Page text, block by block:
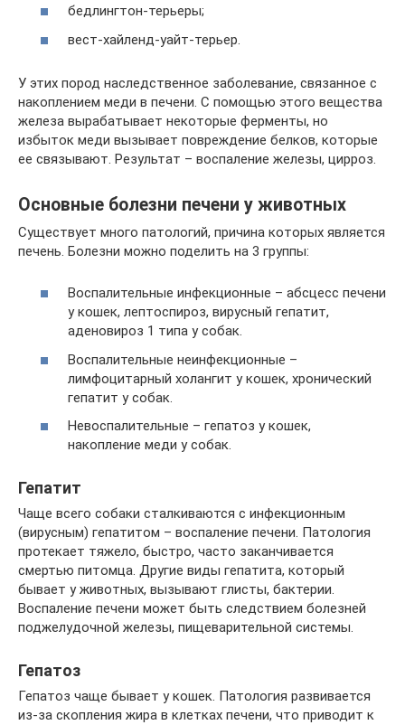
бедлингтон-терьеры;
вест-хайленд-уайт-терьер.
У этих пород наследственное заболевание, связанное с
накоплением меди в печени. С помощью этого вещества
железа вырабатывает некоторые ферменты, но
избыток меди вызывает повреждение белков, которые
ее связывают. Результат – воспаление железы, цирроз.
Основные болезни печени у животных
Существует много патологий, причина которых является
печень. Болезни можно поделить на 3 группы:
Воспалительные инфекционные – абсцесс печени
у кошек, лептоспироз, вирусный гепатит,
аденовироз 1 типа у собак.
Воспалительные неинфекционные –
лимфоцитарный холангит у кошек, хронический
гепатит у собак.
Невоспалительные – гепатоз у кошек,
накопление меди у собак.
Гепатит
Чаще всего собаки сталкиваются с инфекционным
(вирусным) гепатитом – воспаление печени. Патология
протекает тяжело, быстро, часто заканчивается
смертью питомца. Другие виды гепатита, который
бывает у животных, вызывают глисты, бактерии.
Воспаление печени может быть следствием болезней
поджелудочной железы, пищеварительной системы.
Гепатоз
Гепатоз чаще бывает у кошек. Патология развивается
из-за скопления жира в клетках печени, что приводит к